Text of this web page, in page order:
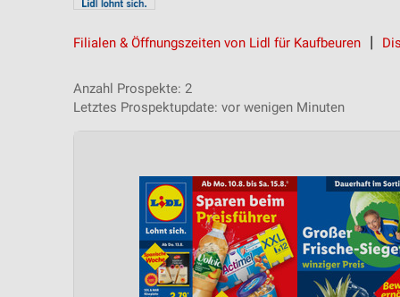
Filialen & Öffnungszeiten von Lidl für Kaufbeuren
Anzahl Prospekte: 2
Letztes Prospektupdate: vor wenigen Minuten